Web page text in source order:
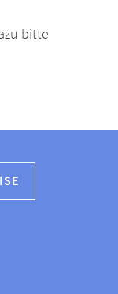
bitte